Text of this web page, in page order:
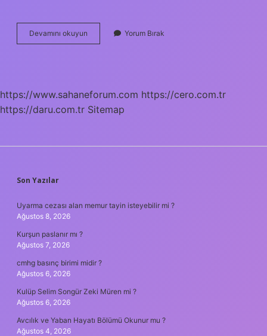
Devamını okuyun Sigaranın
Vergisi
Yorum Bırak
https://www.sahaneforum.com https://cero.com.tr
https://daru.com.tr Sitemap
SIDEBAR
Son Yazılar
Uyarma cezası alan memur tayin isteyebilir mi ?
Ağustos 8, 2026
Kurşun paslanır mı ?
Ağustos 7, 2026
cmhg basınç birimi midir ?
Ağustos 6, 2026
Kulüp Selim Songür Zeki Müren mi ?
Ağustos 6, 2026
Avcılık ve Yaban Hayatı Bölümü Okunur mu ?
Ağustos 4, 2026